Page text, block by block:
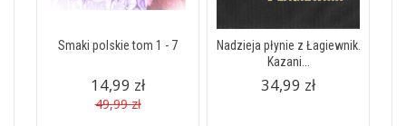
Smaki polskie tom 1 - 7
14,99 zł
49,99 zł
Nadzieja płynie z Łagiewnik.
Kazani...
34,99 zł